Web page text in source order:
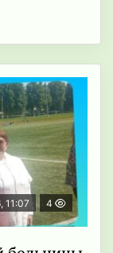
11:07 4